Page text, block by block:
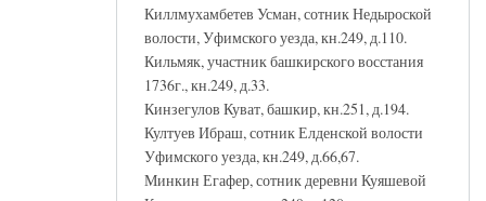
Киллмухамбетев Усман, сотник Недыроской
волости, Уфимского уезда, кн.249, д.110.
Кильмяк, участник башкирского восстания
1736г., кн.249, д.33.
Кинзегулов Куват, башкир, кн.251, д.194.
Култуев Ибраш, сотник Елденской волости
Уфимского уезда, кн.249, д.66,67.
Минкин Егафер, сотник деревни Куяшевой